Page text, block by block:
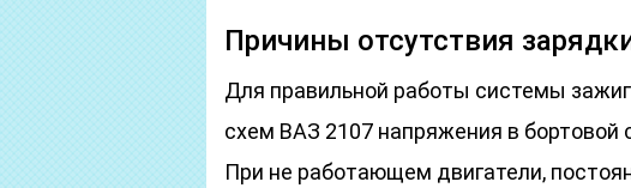
Причины отсутствия
Для правильной работы системы
схем ВАЗ 2107 напряжения в
При не работающем двигатели,